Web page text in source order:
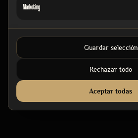
Marketing
Guardar selección
Rechazar todo
Aceptar todas